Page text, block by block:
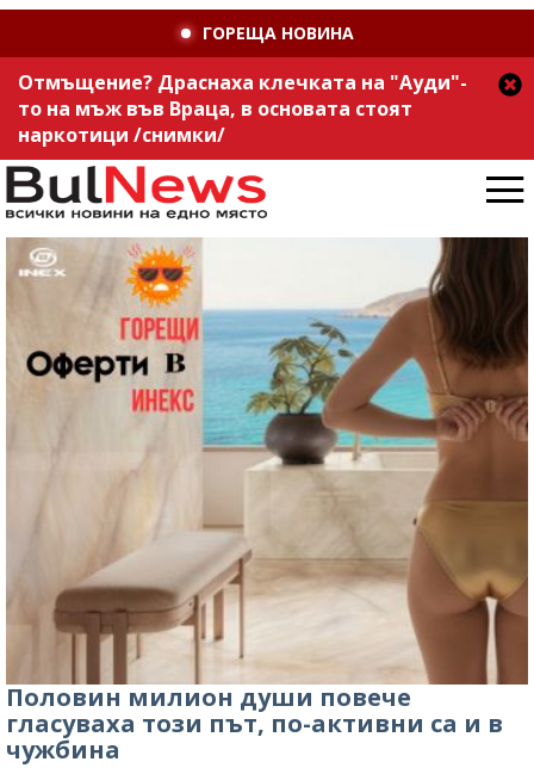
ГОРЕЩА НОВИНА
Отмъщение? Драснаха клечката на "Ауди"-
то на мъж във Враца, в основата стоят
наркотици /снимки/
Половин милион души повече
гласуваха този път, по-активни са и в
чужбина